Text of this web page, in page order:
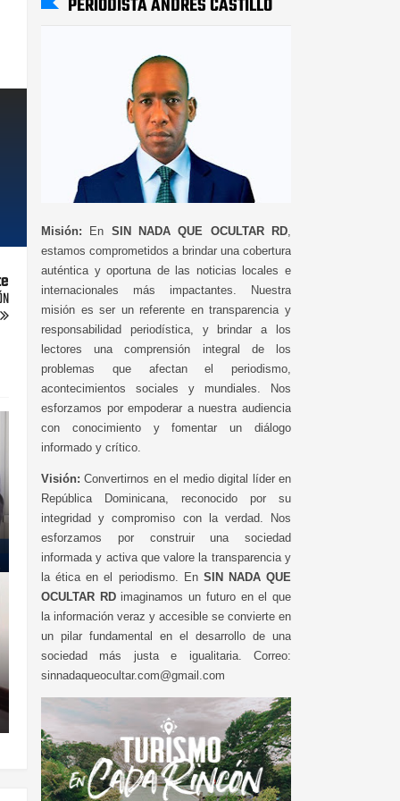
PERIODISTA ANDRÉS CASTILLO
Misión: En SIN NADA QUE OCULTAR RD
estamos comprometidos a brindar una cobertura
auténtica y oportuna de las noticias locales e
internacionales más impactantes. Nuestra
misión es ser un referente en transparencia y
responsabilidad periodística, y brindar a los
lectores una comprensión integral de los
problemas que afectan el periodismo,
acontecimientos sociales y mundiales. Nos
esforzamos por empoderar a nuestra audiencia
con conocimiento y fomentar un diálogo
informado y crítico.
Visión: Convertirnos en el medio digital líder en
República Dominicana, reconocido por su
integridad y compromiso con la verdad. Nos
esforzamos por construir una sociedad
informada y activa que valore la transparencia y
la ética en el periodismo. En SIN NADA QUE
OCULTAR RDimaginamos un futuro en el que
la información veraz y accesible se convierte en
un pilar fundamental en el desarrollo de una
sociedad más justa e igualitaria. Correo:
sinnadaqueocultar.com@gmail.com